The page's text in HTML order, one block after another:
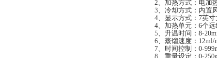
2、加热方式：电加
3、冷却方式：内置
4、显示方式：7英
4、加热单元：6个
5、升温时间：8-
6、蒸馏速度：12ml/
7、时间控制：0-
8、重量设定：0-